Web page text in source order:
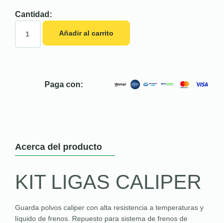
Cantidad:
Añadir al carrito
Paga con:
Acerca del producto
KIT LIGAS CALIPER
Guarda polvos caliper con alta resistencia a temperaturas y
líquido de frenos. Repuesto para sistema de frenos de